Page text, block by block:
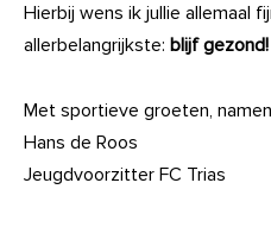
Hierbij wens ik jullie allemaal
allerbelangrijkste: blijf gezond!
Met sportieve groeten,
Hans de Roos
Jeugdvoorzitter FC Trias